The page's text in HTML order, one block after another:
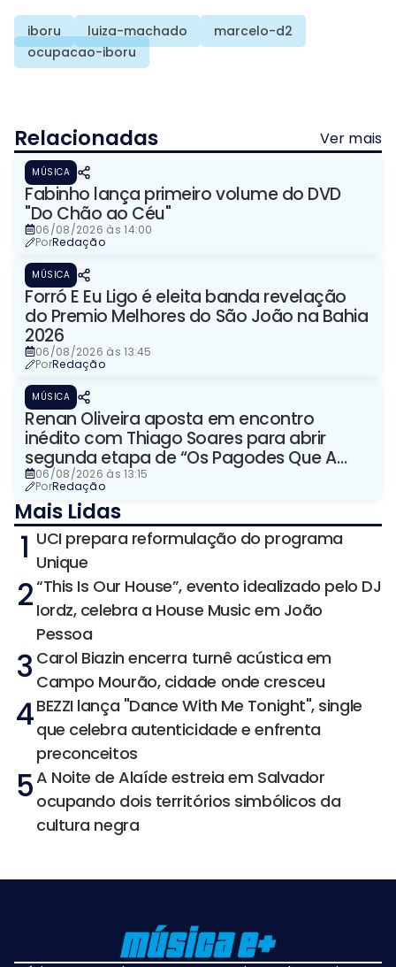
iboru luiza-machado
marcelo-d2
ocupacao-iboru
Relacionadas Ver mais
MÚSICA
Fabinho lança primeiro volume do DVD
"Do Chão ao Céu"
06/08/2026 às 14:00
PorRedação
MÚSICA
Forró E Eu Ligo é eleita banda revelação
do Premio Melhores do São João na Bahia
2026
06/08/2026 às 13:45
PorRedação
MÚSICA
Renan Oliveira aposta em encontro
inédito com Thiago Soares para abrir
segunda etapa de “Os Pagodes Que A
Gente Gosta”
06/08/2026 às 13:15
PorRedação
Mais Lidas
1 UCI prepara reformulação do programa
Unique
2“This Is Our House”, evento idealizado pelo DJ
Iordz, celebra a House Music em João
Pessoa
3 Carol Biazin encerra turnê acústica em
Campo Mourão, cidade onde cresceu
4BEZZI lança "Dance With Me Tonight", single
que celebra autenticidade e enfrenta
preconceitos
5A Noite de Alaíde estreia em Salvador
ocupando dois territórios simbólicos da
cultura negra